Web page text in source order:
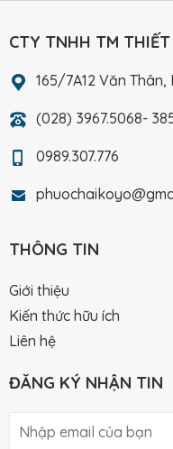
CTY TNHH TM
165/7A12 Văn Thân,
(028) 3967.5068-
0989.307.776
THÔNG TIN
Giới thiệu
Kiến thức hữu ích
Liên hệ
ĐĂNG KÝ NHẬN TIN